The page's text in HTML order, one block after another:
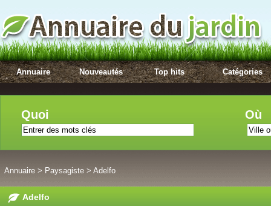
Annuaire Nouveautés Top hits Catégories
Quoi Où
Annuaire > Paysagiste > Adelfo
Adelfo